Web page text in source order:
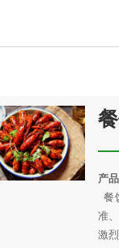
产
餐
准
激